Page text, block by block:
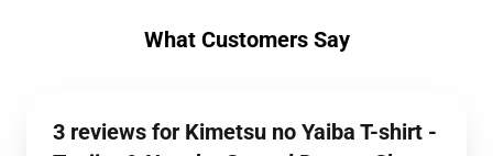
What Customers Say
3 reviews for Kimetsu no Yaiba T-shirt -